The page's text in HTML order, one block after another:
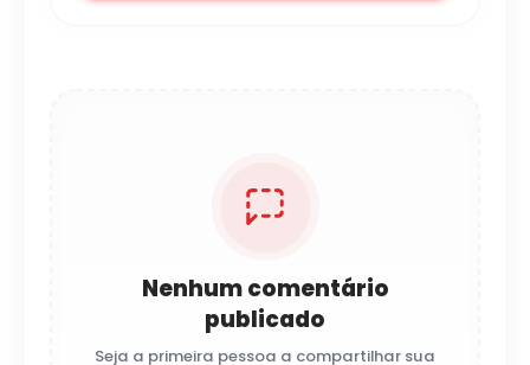
Nenhum comentário
publicado
Seja a primeira pessoa a compartilhar sua